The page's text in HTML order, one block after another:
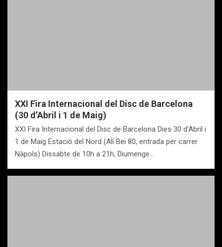
XXI Fira Internacional del Disc de Barcelona
(30 d’Abril i 1 de Maig)
XXI Fira Internacional del Disc de Barcelona Dies 30 d’Abril i
1 de Maig Estació del Nord (Alí Bei 80, entrada per carrer
Nàpols) Dissabte de 10h a 21h, Diumenge…